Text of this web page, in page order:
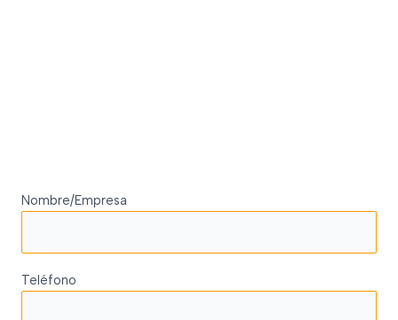
Nombre/Empresa
Teléfono